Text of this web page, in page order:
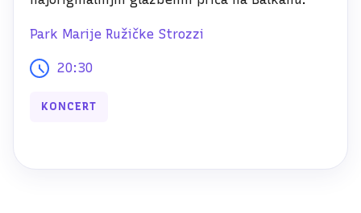
Park Marije Ružičke Strozzi
20:30
KONCERT